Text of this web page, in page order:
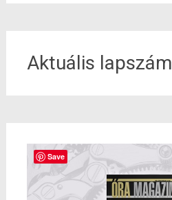
Aktuális lapszám
Save